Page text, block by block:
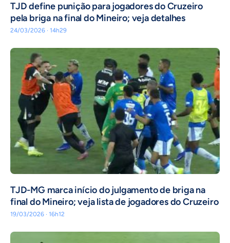
TJD define punição para jogadores do Cruzeiro
pela briga na final do Mineiro; veja detalhes
24/03/2026 · 14h29
TJD-MG marca início do julgamento de briga na
final do Mineiro; veja lista de jogadores do Cruzeiro
19/03/2026 · 16h12